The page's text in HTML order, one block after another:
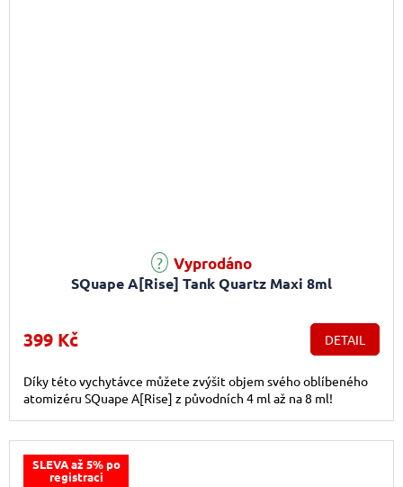
SQuape A[Rise] Tank Quartz Maxi 8ml
Vyprodáno
399 Kč DETAIL
Díky této vychytávce můžete zvýšit objem svého oblíbeného
atomizéru SQuape A[Rise] z původních 4 ml až na 8 ml!
SLEVA až 5% po
registraci